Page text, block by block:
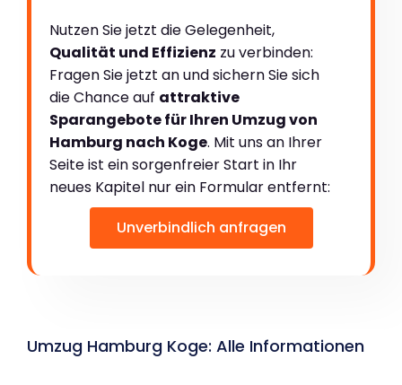
Nutzen Sie jetzt die Gelegenheit,
Qualität und Effizienz zu verbinden:
Fragen Sie jetzt an und sichern Sie sich
die Chance auf attraktive
Sparangebote für Ihren Umzug von
Hamburg nach Koge. Mit uns an Ihrer
Seite ist ein sorgenfreier Start in Ihr
neues Kapitel nur ein Formular entfernt:
Unverbindlich anfragen
Umzug Hamburg Koge: Alle Informationen